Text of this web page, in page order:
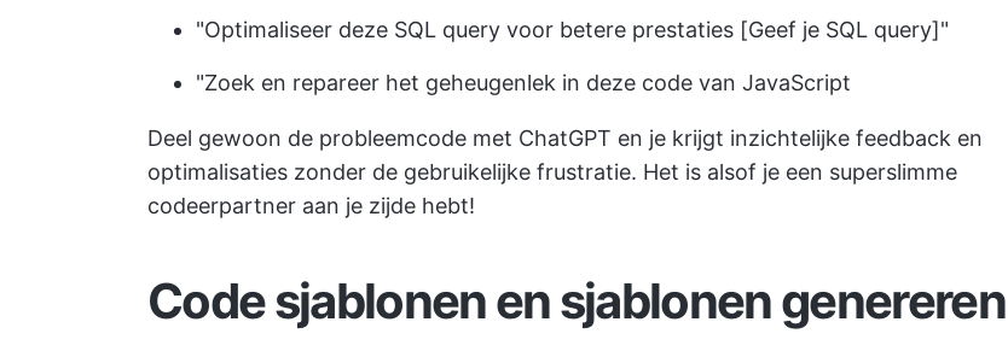
"Optimaliseer deze SQL query voor betere prestaties [Geef je SQL query]"
"Zoek en repareer het geheugenlek in deze code van JavaScript
Deel gewoon de probleemcode met ChatGPT en je krijgt inzichtelijke feedback en
optimalisaties zonder de gebruikelijke frustratie. Het is alsof je een superslimme
codeerpartner aan je zijde hebt!
Code sjablonen en sjablonen genereren